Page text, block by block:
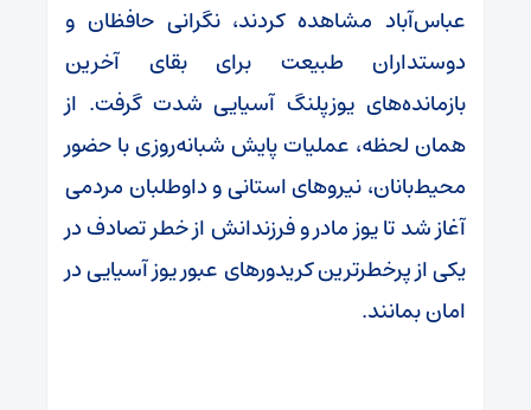
عباس‌آباد مشاهده کردند، نگرانی‌ حافظان و
دوستداران طبیعت برای بقای آخرین
بازمانده‌های یوزپلنگ آسیایی شدت گرفت‌. از
همان لحظه، عملیات پایش شبانه‌روزی با حضور
محیط‌بانان، نیروهای استانی و داوطلبان مردمی
آغاز شد تا یوز مادر و فرزندانش از خطر تصادف در
یکی از پرخطرترین کریدورهای عبور یوز آسیایی در
امان بمانند.